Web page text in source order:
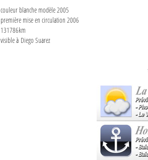
couleur blanche modèle 2005
première mise en circulation 2006
131786km
visible à Diego Suarez